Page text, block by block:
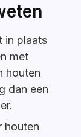
in plaats
met
houten
dan een
houten